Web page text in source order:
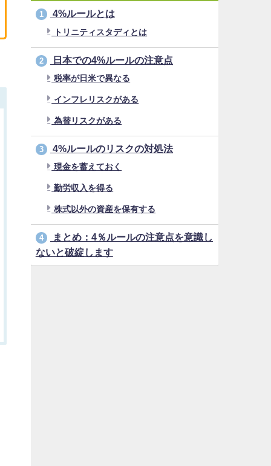
1 4%ルールとは
トリニティスタディとは
2 日本での4%ルールの注意点
税率が日米で異なる
インフレリスクがある
為替リスクがある
3 4%ルールのリスクの対処法
現金を蓄えておく
勤労収入を得る
株式以外の資産を保有する
4
まとめ：4％ルールの注意点を意識し
ないと破綻します